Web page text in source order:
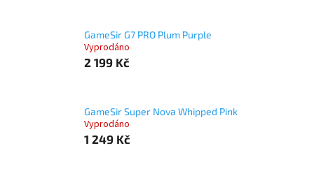
GameSir G7 PRO Plum Purple
Vyprodáno
2 199 Kč
GameSir Super Nova Whipped Pink
Vyprodáno
1 249 Kč